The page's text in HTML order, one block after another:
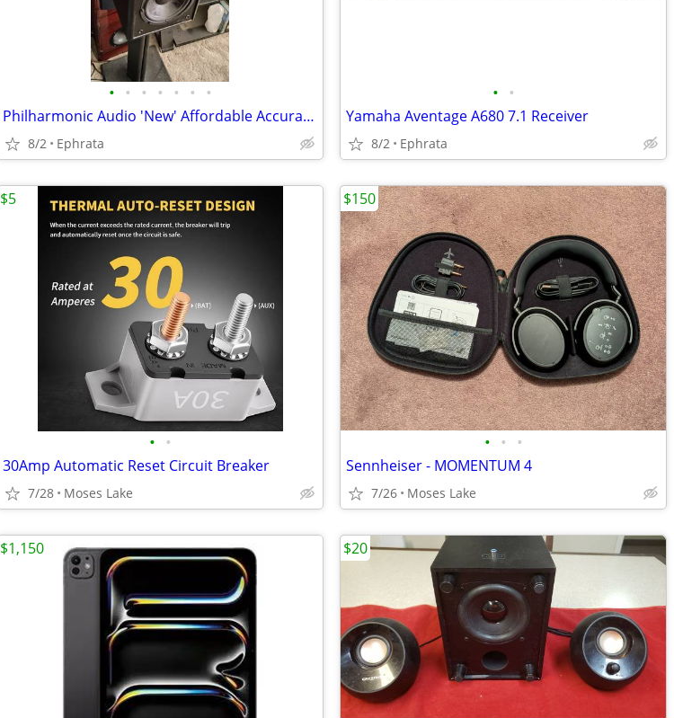
• • • • • • •
Philharmonic Audio 'New' Affordable Accuracy Monitors
8/2 Ephrata
• •
Yamaha Aventage A680 7.1 Receiver
8/2 Ephrata
• •
30Amp Automatic Reset Circuit Breaker
7/28 Moses Lake
$5
• • •
Sennheiser - MOMENTUM 4
7/26 Moses Lake
$150
$1,150 $20